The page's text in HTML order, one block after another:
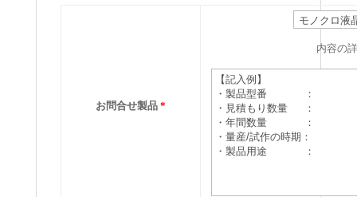
お問合せ製品 *
内容の